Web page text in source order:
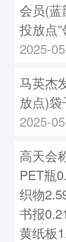
会员(蓝
投放点
2025-
马英杰
放点)袋
2025-
高天会
PET瓶
织物
书报
黄纸板